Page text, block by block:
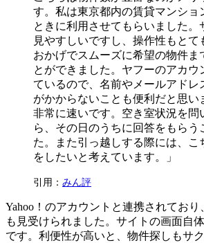
す。私は東京都内の賃貸マンショ
ときに利用させてもらいました。
見やすしいですし、操作性もとて
おかげでスムーズに希望の物件ま
とができました。ヤフーのアカウ
ているので、名前やメールアドレ
がかからないことも便利だと思い
非常に速いです。空き室状況を問
ら、その日のうちに回答をもらう
た。また引っ越しする際には、こ
をしたいと考えています。」
引用： みん評
Yahoo！のアカウントと連携されており
も見受けられました。サイトの画面自
です。利便性が高いと、物件探しもサ